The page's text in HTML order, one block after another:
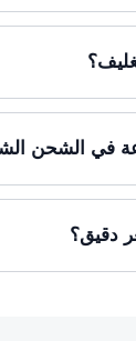
في الشحن
دقيق؟